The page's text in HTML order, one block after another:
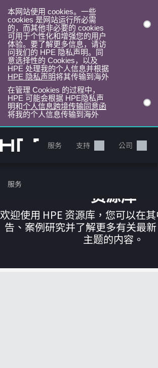
本网站使用 cookies。一些
cookies 是网站运行所必需
的，而其他非必要的 cookies
可用于个性化和增强您的用户
体验。要了解更多信息，请访
问我们的 HPE 隐私声明。同
意选择性的 Cookies，以及
HPE 处理我的个人信息并根据
HPE 隐私声明将其传输到海外
在管理 Cookies 的过程中，
HPE 可能会根据 HPE隐私声
明和个人信息跨境传输同意函
将我的个人信息传输到海外
转
到
目
录
产品 服务 支持 公司
服务
您的购物车目前
资源库
欢迎使用 HPE 资源库，您可以在
告、案例研究并了解更多有关最
主题的内容。